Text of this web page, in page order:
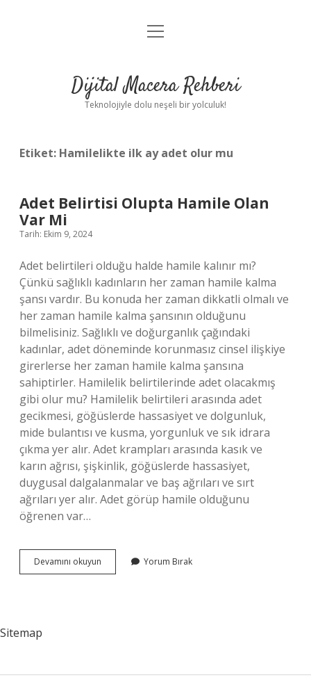
Anasayfa
Yasal Uyarı
menüyü
Dijital Macera Rehberi
Teknolojiyle dolu neşeli bir yolculuk!
Etiket: Hamilelikte ilk ay adet olur mu
Adet Belirtisi Olupta Hamile Olan
Var Mi
Tarih: Ekim 9, 2024
Adet belirtileri olduğu halde hamile kalınır mı?
Çünkü sağlıklı kadınların her zaman hamile kalma
şansı vardır. Bu konuda her zaman dikkatli olmalı ve
her zaman hamile kalma şansının olduğunu
bilmelisiniz. Sağlıklı ve doğurganlık çağındaki
kadınlar, adet döneminde korunmasız cinsel ilişkiye
girerlerse her zaman hamile kalma şansına
sahiptirler. Hamilelik belirtilerinde adet olacakmış
gibi olur mu? Hamilelik belirtileri arasında adet
gecikmesi, göğüslerde hassasiyet ve dolgunluk,
mide bulantısı ve kusma, yorgunluk ve sık idrara
çıkma yer alır. Adet krampları arasında kasık ve
karın ağrısı, şişkinlik, göğüslerde hassasiyet,
duygusal dalgalanmalar ve baş ağrıları ve sırt
ağrıları yer alır. Adet görüp hamile olduğunu
öğrenen var…
Devamını okuyun
Belirtisi
Yorum Bırak
Sitemap